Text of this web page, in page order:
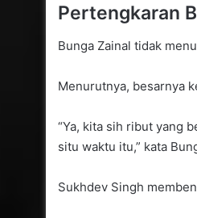
Pertengkaran
Bunga Zainal tidak
Menurutnya, besarnya
“Ya, kita sih ribut yang
situ waktu itu,” kata
Sukhdev Singh